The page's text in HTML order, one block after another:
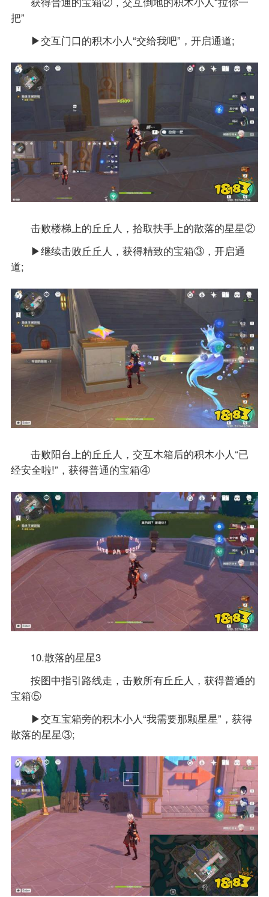
把”
▶交互门口的积木小人“交给我吧”，开启通道;
击败楼梯上的丘丘人，拾取扶手上的散落的星星②
▶继续击败丘丘人，获得精致的宝箱③，开启通
道;
击败阳台上的丘丘人，交互木箱后的积木小人“已
经安全啦!”，获得普通的宝箱④
10.散落的星星3
按图中指引路线走，击败所有丘丘人，获得普通的
宝箱⑤
▶交互宝箱旁的积木小人“我需要那颗星星”，获得
散落的星星③;